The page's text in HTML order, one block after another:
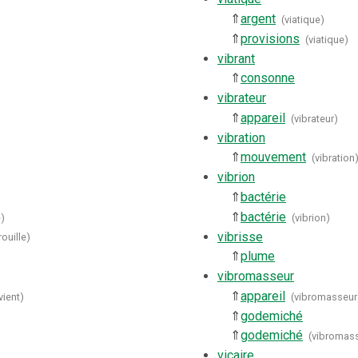
)
)
)
⇑argent (viatique)
⇑provisions (viatique)
vibrant
⇑consonne
vibrateur
⇑appareil (vibrateur)
vibration
⇑mouvement (vibration
vibrion
⇑bactérie
⇑bactérie (vibrion)
vibrisse
⇑plume
vibromasseur
⇑appareil (vibromasseur
⇑godemiché
⇑godemiché (